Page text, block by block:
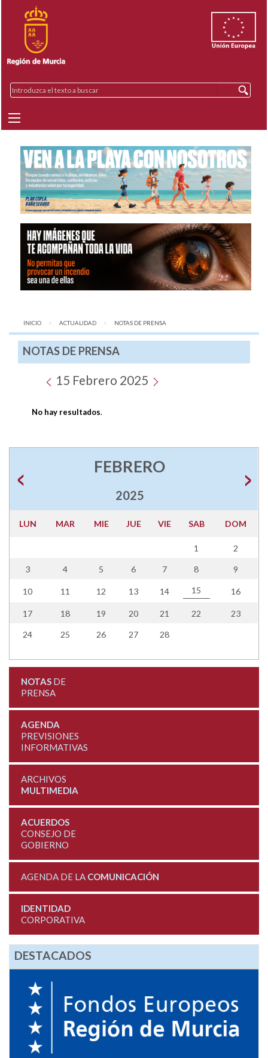
INICIO ACTUALIDAD AQUÍ:
NOTAS DE PRENSA
NOTAS DE PRENSA
15 Febrero 2025
No hay resultados.
FEBRERO
2025
LUN MAR MIE JUE VIE SAB DOM
1 2
3 4 5 6 7 8 9
10 11 12 13 14 15 16
17 18 19 20 21 22 23
24 25 26 27 28
NOTASDE
PRENSA
AGENDA
PREVISIONES
INFORMATIVAS
ARCHIVOS
MULTIMEDIA
ACUERDOS
CONSEJO DE
GOBIERNO
AGENDA DE LA COMUNICACIÓN
IDENTIDAD
CORPORATIVA
DESTACADOS